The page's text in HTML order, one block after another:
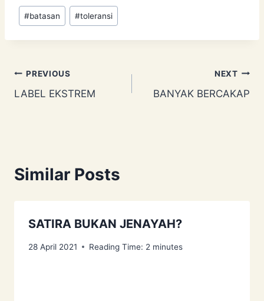
Post
Tags:
#batasan #toleransi
Post
navigation
PREVIOUS
LABEL EKSTREM
NEXT
BANYAK BERCAKAP
Similar Posts
SATIRA BUKAN JENAYAH?
28 April 2021 Reading Time: 2 minutes